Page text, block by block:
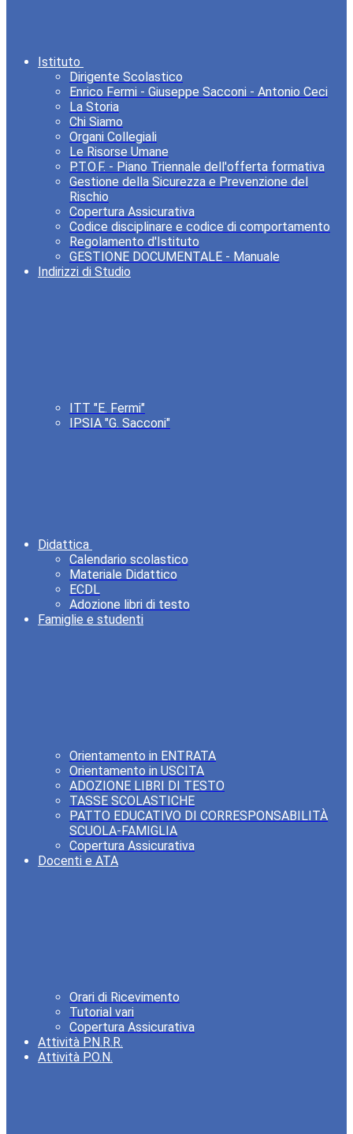
Istituto
Dirigente Scolastico
Enrico Fermi - Giuseppe Sacconi - Antonio Ceci
La Storia
Chi Siamo
Organi Collegiali
Le Risorse Umane
P.T.O.F. - Piano Triennale dell'offerta formativa
Gestione della Sicurezza e Prevenzione del
Rischio
Copertura Assicurativa
Codice disciplinare e codice di comportamento
Regolamento d'Istituto
GESTIONE DOCUMENTALE - Manuale
Indirizzi di Studio
ITT "E. Fermi"
IPSIA "G. Sacconi"
Didattica
Calendario scolastico
Materiale Didattico
ECDL
Adozione libri di testo
Famiglie e studenti
Orientamento in ENTRATA
Orientamento in USCITA
ADOZIONE LIBRI DI TESTO
TASSE SCOLASTICHE
PATTO EDUCATIVO DI CORRESPONSABILITÀ
SCUOLA-FAMIGLIA
Copertura Assicurativa
Docenti e ATA
Orari di Ricevimento
Tutorial vari
Copertura Assicurativa
Attività P.N.R.R.
Attività P.O.N.